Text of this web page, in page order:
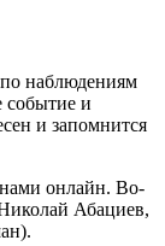
наблюдениям
событие и
и запомнится
онлайн. Во-
Абациев,